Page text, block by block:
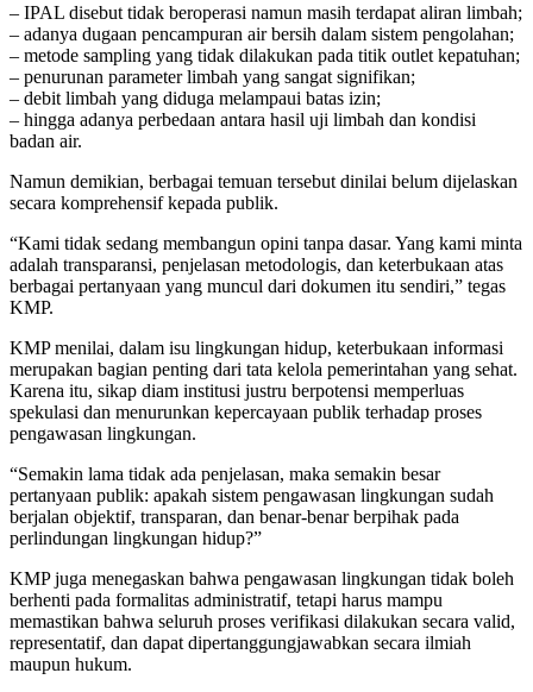
– IPAL disebut tidak beroperasi namun masih terdapat aliran limbah;
– adanya dugaan pencampuran air bersih dalam sistem pengolahan;
– metode sampling yang tidak dilakukan pada titik outlet kepatuhan;
– penurunan parameter limbah yang sangat signifikan;
– debit limbah yang diduga melampaui batas izin;
– hingga adanya perbedaan antara hasil uji limbah dan kondisi
badan air.
Namun demikian, berbagai temuan tersebut dinilai belum dijelaskan
secara komprehensif kepada publik.
“Kami tidak sedang membangun opini tanpa dasar. Yang kami minta
adalah transparansi, penjelasan metodologis, dan keterbukaan atas
berbagai pertanyaan yang muncul dari dokumen itu sendiri,” tegas
KMP.
KMP menilai, dalam isu lingkungan hidup, keterbukaan informasi
merupakan bagian penting dari tata kelola pemerintahan yang sehat.
Karena itu, sikap diam institusi justru berpotensi memperluas
spekulasi dan menurunkan kepercayaan publik terhadap proses
pengawasan lingkungan.
“Semakin lama tidak ada penjelasan, maka semakin besar
pertanyaan publik: apakah sistem pengawasan lingkungan sudah
berjalan objektif, transparan, dan benar-benar berpihak pada
perlindungan lingkungan hidup?”
KMP juga menegaskan bahwa pengawasan lingkungan tidak boleh
berhenti pada formalitas administratif, tetapi harus mampu
memastikan bahwa seluruh proses verifikasi dilakukan secara valid,
representatif, dan dapat dipertanggungjawabkan secara ilmiah
maupun hukum.